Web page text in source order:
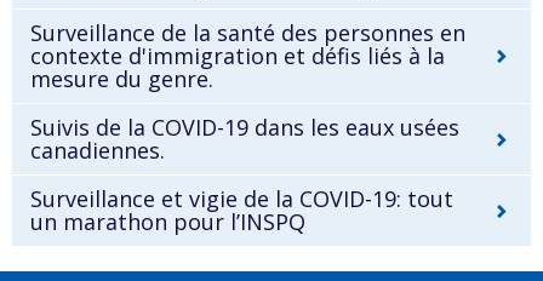
Surveillance de la santé des personnes en
contexte d'immigration et défis liés à la
mesure du genre.
Suivis de la COVID-19 dans les eaux usées
canadiennes.
Surveillance et vigie de la COVID-19: tout
un marathon pour l’INSPQ